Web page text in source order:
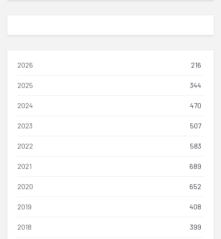
2026 216
2025 344
2024 470
2023 507
2022 583
2021 689
2020 652
2019 408
2018 399